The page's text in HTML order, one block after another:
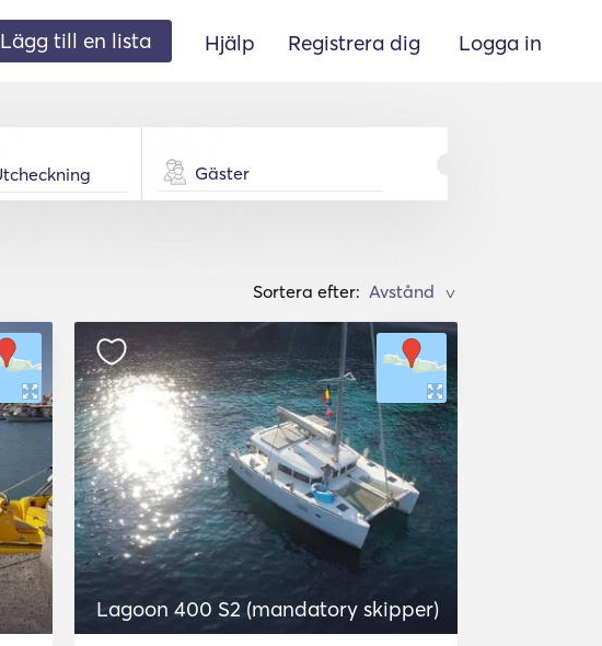
Lägg till en lista Hjälp Registrera dig Logga in
Gäster
Sortera efter: >
Lagoon 400 S2 (mandatory skipper)